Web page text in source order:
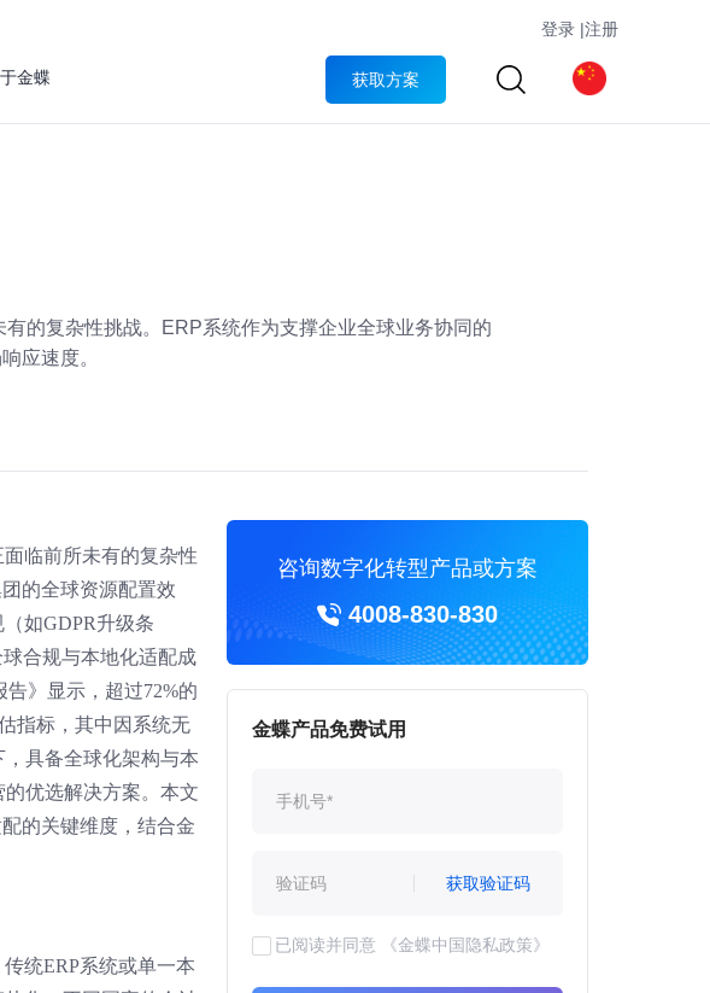
登录 |注册
金蝶 获取方案
的复杂性挑战。ERP系统作为支撑企业全球业务协同的
应速度。
临前所未有的复杂性
的全球资源配置效
如GDPR升级条
合规与本地化适配成
告》显示，超过72%的
指标，其中因系统无
具备全球化架构与本
的优选解决方案。本文
的关键维度，结合金
统ERP系统或单一本
咨询数字化转型产品或方案
4008-830-830
金蝶产品免费试用
获取验证码
已阅读并同意 《金蝶中国隐私政策》